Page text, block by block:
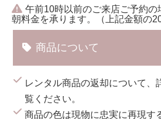
午前10時以前のご来店ご予約の
朝料金を承ります。（上記金額の
商品について
レンタル商品の返却について、
覧ください。
商品の色は現物に忠実に再現す